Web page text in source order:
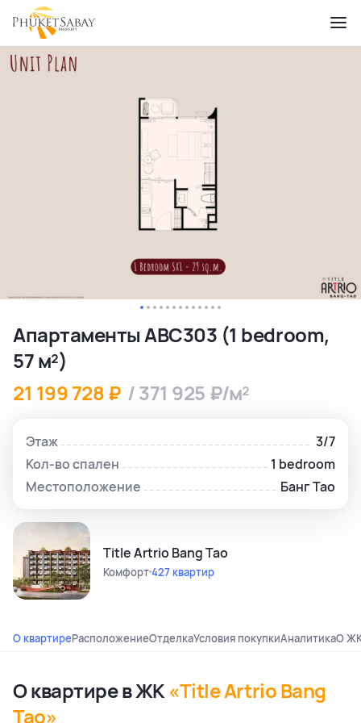
Апартаменты ABC303 (1 bedroom,
57 м²)
21 199 728 ₽ / 371 925 ₽/м²
Этаж
3/7
Кол-во спален
1 bedroom
Местоположение
Банг Тао
Title Artrio Bang Tao
Комфорт427 квартир
О квартиреРасположениеОтделкаУсловия покупкиАналитикаО
О квартире в ЖК «Title Artrio Bang
Tao»